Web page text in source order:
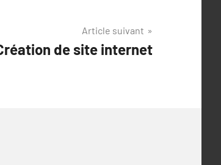
Article suivant
de site internet